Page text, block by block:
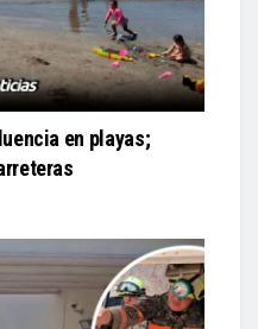
en playas;